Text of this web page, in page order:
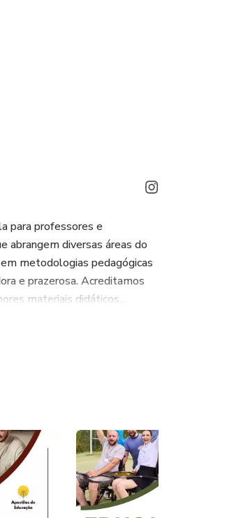
e pronto para aplicar em
para professores e
abrangem diversas áreas do
metodologias pedagógicas
e prazerosa. Acreditamos
materiais didáticos...